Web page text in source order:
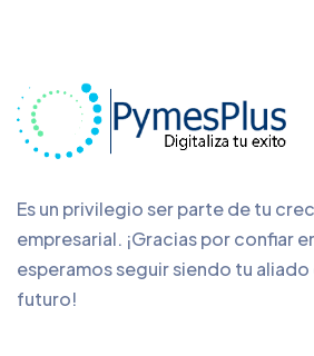
Es un privilegio ser parte de tu
empresarial. ¡Gracias por confiar
esperamos seguir siendo tu
futuro!